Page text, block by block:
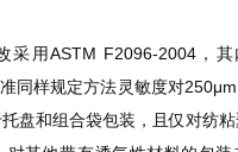
采用ASTM F2096-2004，
同样规定方法灵敏度对
盘和组合袋包装，且仅对纺